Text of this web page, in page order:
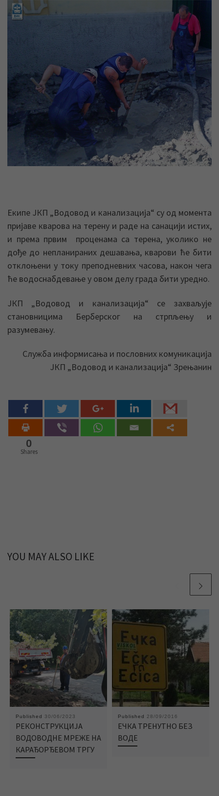
Екипе ЈКП „Водовод и канализација“ су од момента
пријаве кварова на терену и раде на санацији истих,
и према првим проценама са терена, уколико не
дође до непланираних дешавања, кварови ће бити
отклоњени у току преподневних часова, након чега
ће водоснабдевање у овом делу града бити уредно.
ЈКП „Водовод и канализација“ се захваљује
становницима Берберског на стрпљењу и
разумевању.
Служба информисања и пословних комуникација
ЈКП „Водовод и канализација“ Зрењанин
0
Shares
YOU MAY ALSO LIKE
Published 30/06/2023
РЕКОНСТРУКЦИЈА
ВОДОВОДНЕ МРЕЖЕ НА
КАРАЂОРЂЕВОМ ТРГУ
Published 28/09/2016
ЕЧКА ТРЕНУТНО БЕЗ
ВОДЕ